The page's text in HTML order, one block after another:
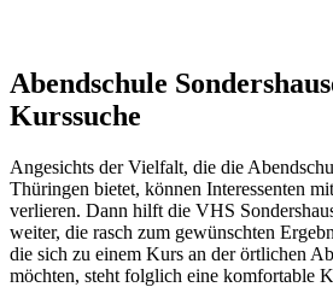
Abendschule
Kurssuche
Angesichts der Vielfalt, die die
Thüringen bietet, können Interessenten
verlieren. Dann hilft die VHS
weiter, die rasch zum gewünschten
die sich zu einem Kurs an der örtlichen
möchten, steht folglich eine komfortable